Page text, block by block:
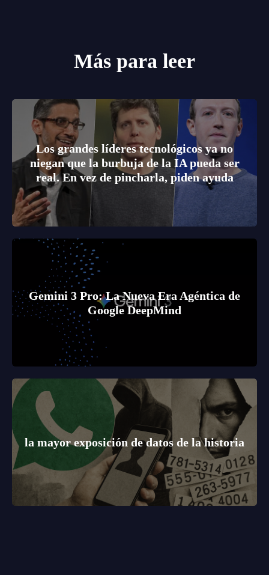
Más para leer
Los grandes líderes tecnológicos ya no
niegan que la burbuja de la IA pueda ser
real. En vez de pincharla, piden ayuda
Gemini 3 Pro: La Nueva Era Agéntica de
Google DeepMind
la mayor exposición de datos de la historia